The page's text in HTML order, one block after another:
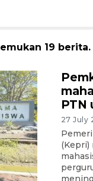
19 berita.
PTN
27 July
(Kepri)